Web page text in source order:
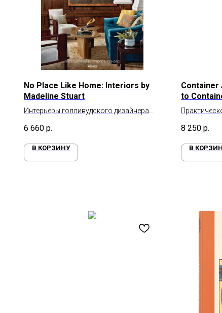
No Place Like Home: Interiors by
Madeline Stuart
Интерьеры голливудского дизайнера
6 660 р.
В КОРЗИНУ
Container
to
8 250 р.
В